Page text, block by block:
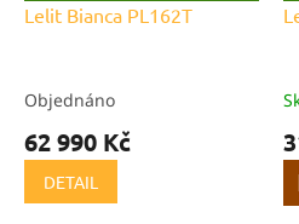
D
A
Lelit Bianca PL162T
Objednáno
62 990 Kč
DETAIL